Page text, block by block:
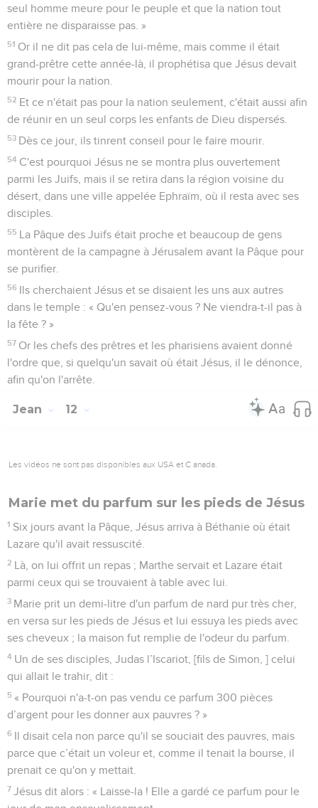
seul homme meure pour le peuple et que la nation tout
entière ne disparaisse pas. »
51 Or il ne dit pas cela de lui-même, mais comme il était
grand-prêtre cette année-là, il prophétisa que Jésus devait
mourir pour la nation.
52 Et ce n'était pas pour la nation seulement, c'était aussi afin
de réunir en un seul corps les enfants de Dieu dispersés.
53 Dès ce jour, ils tinrent conseil pour le faire mourir.
54 C'est pourquoi Jésus ne se montra plus ouvertement
parmi les Juifs, mais il se retira dans la région voisine du
désert, dans une ville appelée Ephraïm, où il resta avec ses
disciples.
55 La Pâque des Juifs était proche et beaucoup de gens
montèrent de la campagne à Jérusalem avant la Pâque pour
se purifier.
56 Ils cherchaient Jésus et se disaient les uns aux autres
dans le temple : « Qu'en pensez-vous ? Ne viendra-t-il pas à
la fête ? »
57 Or les chefs des prêtres et les pharisiens avaient donné
l'ordre que, si quelqu'un savait où était Jésus, il le dénonce,
afin qu'on l'arrête.
Jean 12
Les vidéos ne sont pas disponibles aux USA et C anada.
Marie met du parfum sur les pieds de Jésus
1 Six jours avant la Pâque, Jésus arriva à Béthanie où était
Lazare qu'il avait ressuscité.
2 Là, on lui offrit un repas ; Marthe servait et Lazare était
parmi ceux qui se trouvaient à table avec lui.
3 Marie prit un demi-litre d'un parfum de nard pur très cher,
en versa sur les pieds de Jésus et lui essuya les pieds avec
ses cheveux ; la maison fut remplie de l'odeur du parfum.
4 Un de ses disciples, Judas l’Iscariot, [fils de Simon, ] celui
qui allait le trahir, dit :
5 « Pourquoi n'a-t-on pas vendu ce parfum 300 pièces
d’argent pour les donner aux pauvres ? »
6 Il disait cela non parce qu'il se souciait des pauvres, mais
parce que c’était un voleur et, comme il tenait la bourse, il
prenait ce qu'on y mettait.
7 Jésus dit alors : « Laisse-la ! Elle a gardé ce parfum pour le